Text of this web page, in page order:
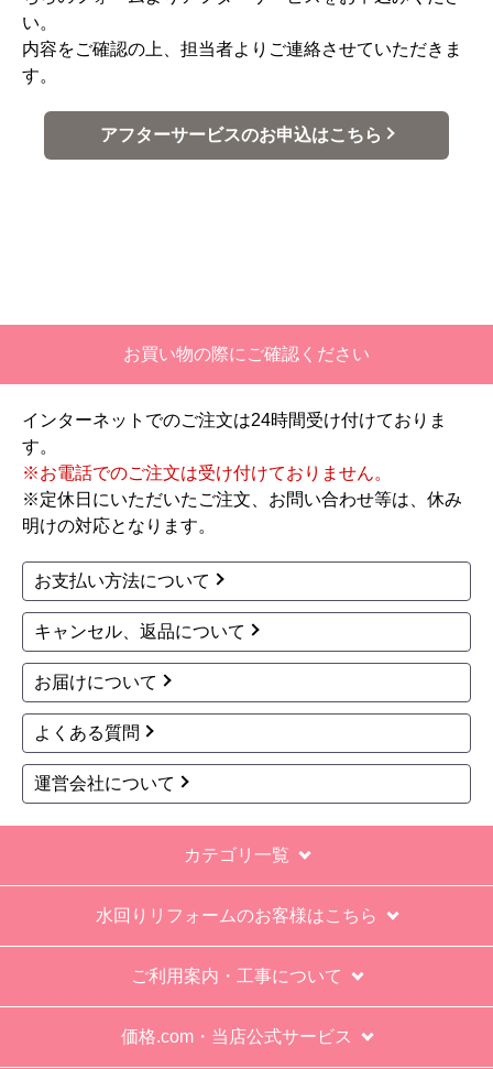
い。
内容をご確認の上、担当者よりご連絡させていただきま
す。
アフターサービスのお申込はこちら
お買い物の際にご確認ください
インターネットでのご注文は24時間受け付けておりま
す。
※お電話でのご注文は受け付けておりません。
※定休日にいただいたご注文、お問い合わせ等は、休み
明けの対応となります。
お支払い方法について
キャンセル、返品について
お届けについて
よくある質問
運営会社について
カテゴリ一覧
水回りリフォームのお客様はこちら
ご利用案内・工事について
価格.com・当店公式サービス